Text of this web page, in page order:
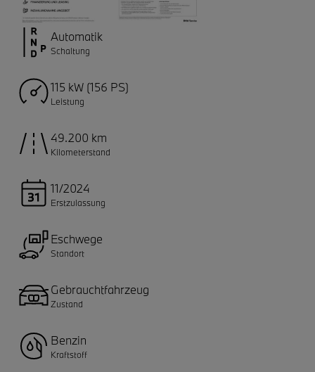
Automatik
Schaltung
115 kW (156 PS)
Leistung
49.200 km
Kilometerstand
11/2024
Erstzulassung
Eschwege
Standort
Gebrauchtfahrzeug
Zustand
Benzin
Kraftstoff